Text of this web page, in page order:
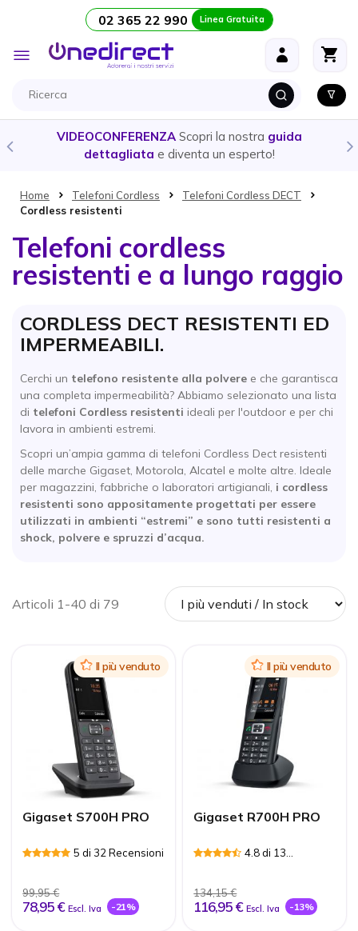
Salta al contenuto 02 365 22 990 Linea Gratuita
Toggle
Nav
la nostraguida
un esperto!
CUFFIE E AURICOLARI
prodottopiù adatto
Home Telefoni Cordless
Telefoni Cordless DECT
Cordless resistenti
Telefoni cordless
resistenti e a lungo raggio
CORDLESS DECT RESISTENTI ED
IMPERMEABILI.
Cerchi un telefono resistente alla polvere e che garantisca
una completa impermeabilità? Abbiamo selezionato una lista
di telefoni Cordless resistenti ideali per l'outdoor e per chi
lavora in ambienti estremi.
Scopri un’ampia gamma di telefoni Cordless Dect resistenti
delle marche Gigaset, Motorola, Alcatel e molte altre. Ideale
per magazzini, fabbriche o laboratori artigianali, i cordless
resistenti sono appositamente progettati per essere
utilizzati in ambienti “estremi” e sono tutti resistenti a
shock, polvere e spruzzi d’acqua.
Articoli 1-40 di 79
IconIl più venduto
Gigaset S700H PRO
5 di 32 Recensioni
99,95 €
78,95 € Escl. Iva -21%
IconIl più venduto
Gigaset R700H PRO
4.8 di 13
134,15 €
116,95 € Escl. Iva -13%